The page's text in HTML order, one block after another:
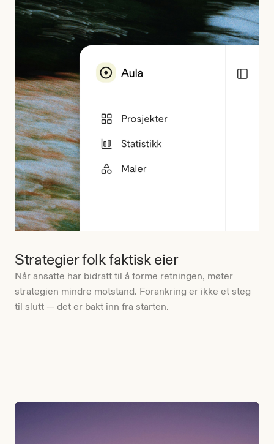
Strategier folk faktisk eier
Når ansatte har bidratt til å forme retningen, møter
strategien mindre motstand. Forankring er ikke et steg
til slutt — det er bakt inn fra starten.